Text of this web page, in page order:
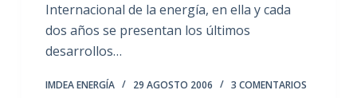
Internacional de la energía, en ella y cada
dos años se presentan los últimos
desarrollos…
IMDEA ENERGÍA 29 AGOSTO 2006 3 COMENTARIOS